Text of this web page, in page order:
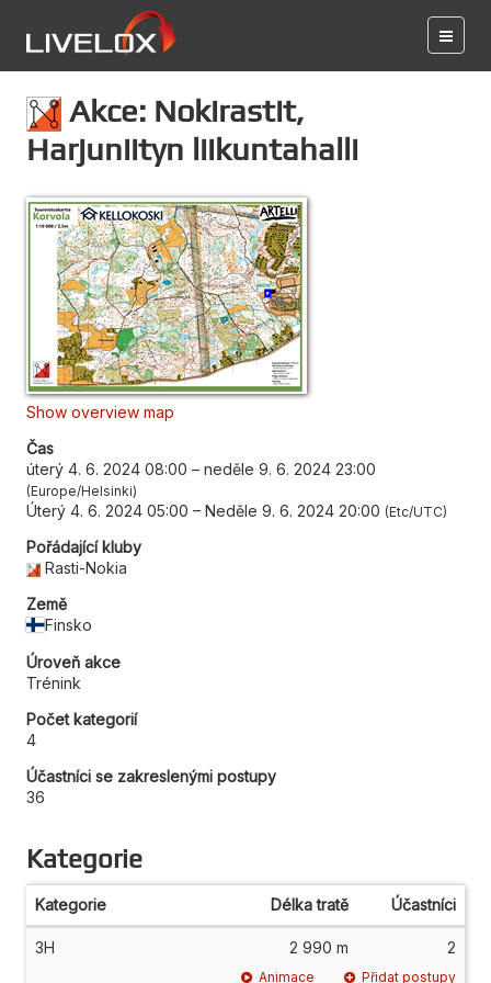
Akce: Nokirastit,
Harjuniityn liikuntahalli
Show overview map
Čas
úterý 4. 6. 2024 08:00 – neděle 9. 6. 2024 23:00
Europe/Helsinki
Úterý 4. 6. 2024 05:00 – Neděle 9. 6. 2024 20:00 Etc/UTC
Pořádající kluby
Rasti-Nokia
Země
Finsko
Úroveň akce
Trénink
Počet kategorií
4
Účastníci se zakreslenými postupy
36
Kategorie
Kategorie Délka tratě Účastníci
3H 2 990 m 2
Animace Přidat postupy